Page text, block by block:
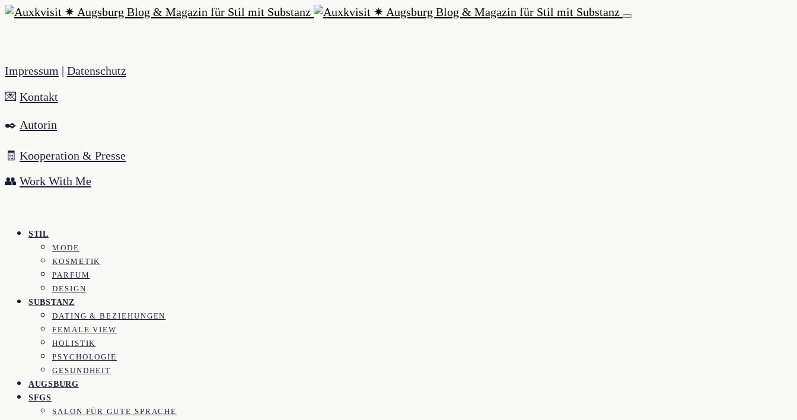
Impressum | Datenschutz
💌 Kontakt
✒️ Autorin
🧾 Kooperation & Presse
👥 Work With Me
STIL
MODE
KOSMETIK
PARFUM
DESIGN
SUBSTANZ
DATING & BEZIEHUNGEN
FEMALE VIEW
HOLISTIK
PSYCHOLOGIE
GESUNDHEIT
AUGSBURG
SFGS
SALON FÜR GUTE SPRACHE